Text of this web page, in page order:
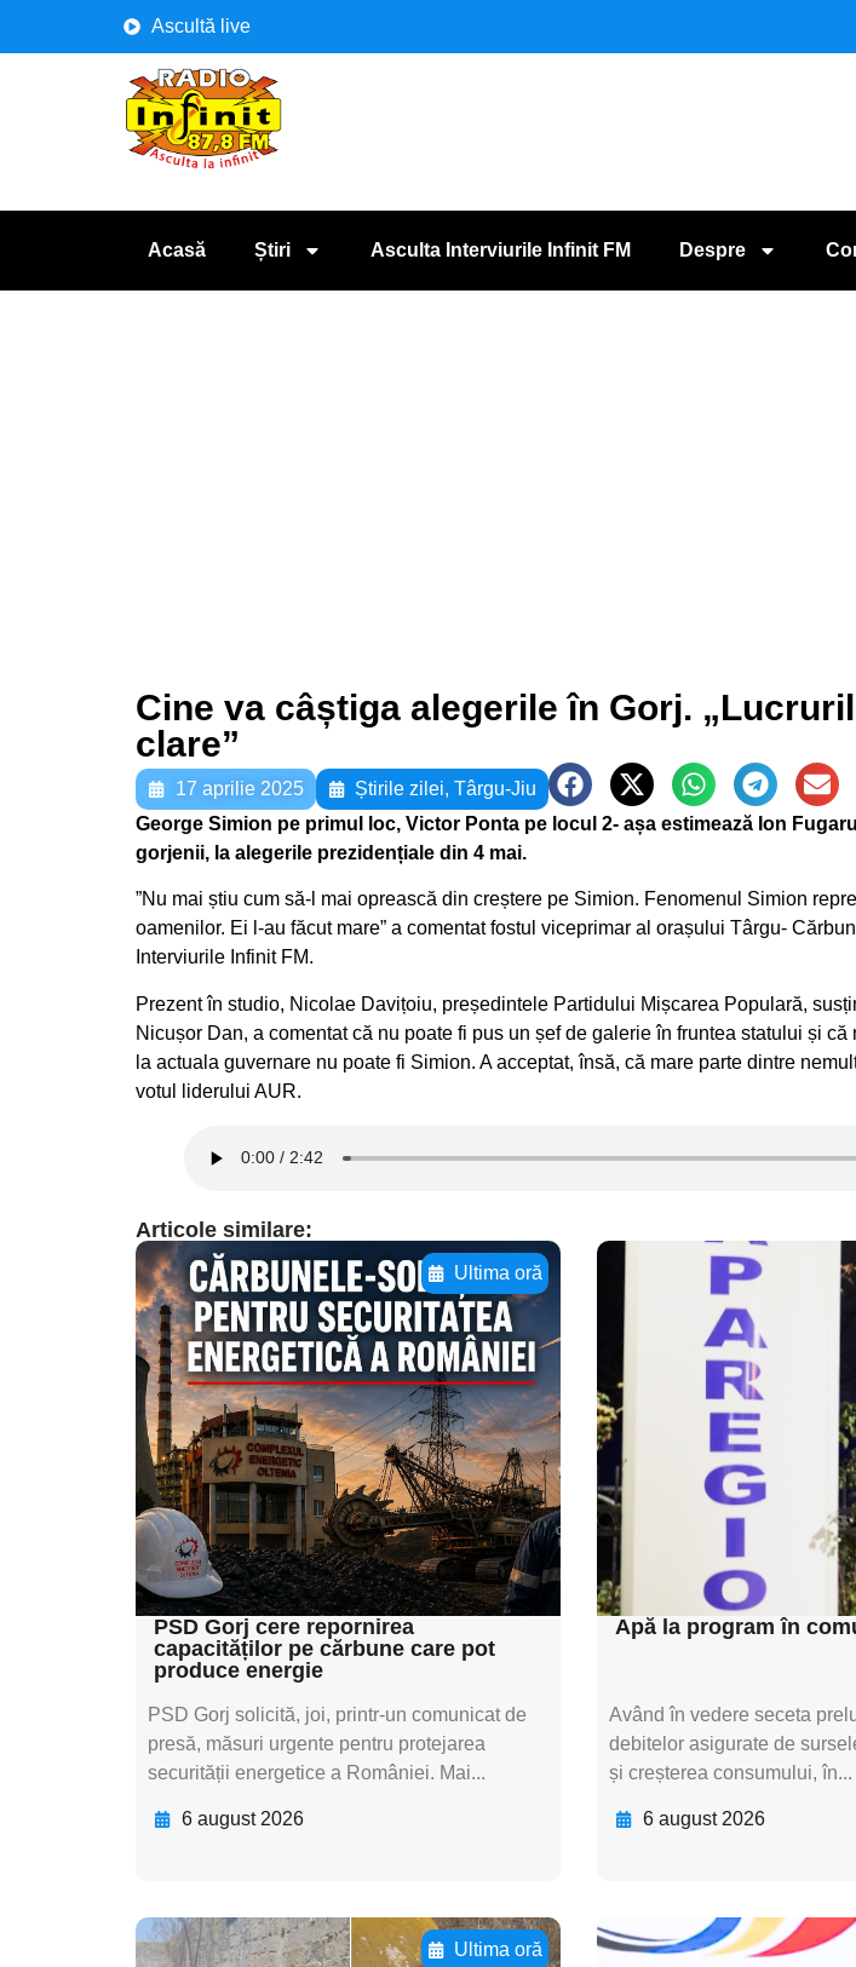
Ascultă live
Acasă Știri Asculta Interviurile Infinit FM Despre
Cine va câștiga alegerile în Gorj.
clare”
17 aprilie 2025 Știrile zilei, Târgu-Jiu
George Simion pe primul loc, Victor Ponta pe locul 2- așa estimează Ion
gorjenii, la alegerile prezidențiale din 4 mai.
”Nu mai știu cum să-l mai oprească din creștere pe Simion. Fenomenul Simion
oamenilor. Ei l-au făcut mare” a comentat fostul viceprimar al orașului Târgu-
Interviurile Infinit FM.
Prezent în studio, Nicolae Davițoiu, președintele Partidului Mișcarea Populară,
Nicușor Dan, a comentat că nu poate fi pus un șef de galerie în fruntea statului și că
la actuala guvernare nu poate fi Simion. A acceptat, însă, că mare parte dintre
votul liderului AUR.
Articole similare:
Ultima oră
Adaugă aici textul
pentru
subtitluAdaugă aici
textul pentru
subtitluAdaugă aici
textul pentru
subtitluAdaugă aici
textul pentru subti
PSD Gorj cere repornirea
capacităților pe cărbune care pot
produce energie
PSD Gorj solicită, joi, printr-un comunicat de
presă, măsuri urgente pentru protejarea
securității energetice a României. Mai...
6 august 2026
Adaugă aici
pentru
textul pentru
textul pentru
textul
Apă la program în
Având în vedere seceta
debitelor asigurate de
și creșterea consumului, în...
6 august 2026
Ultima oră